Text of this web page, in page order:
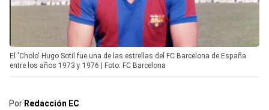
El 'Cholo' Hugo Sotil fue una de las estrellas del FC Barcelona de España
entre los años 1973 y 1976 | Foto: FC Barcelona
Por Redacción EC